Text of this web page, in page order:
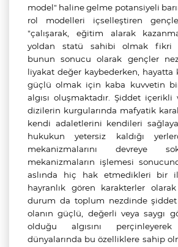
model" haline gelme potansiyeli
rol modelleri içselleştiren
"çalışarak, eğitim alarak
yoldan statü sahibi olmak fikri
bunun sonucu olarak gençler
liyakat değer kaybederken, hayatta
güçlü olmak için kaba kuvvetin
algısı oluşmaktadır. Şiddet içerikli
dizilerin kurgularında mafyatik
kendi adaletlerini kendileri
hukukun yetersiz kaldığı
mekanizmalarını
mekanizmaların işlemesi
aslında hiç hak etmedikleri bir
hayranlık gören karakterler
durum da toplum nezdinde
olanın güçlü, değerli veya saygı
olduğu algısını
dünyalarında bu özelliklere sahip